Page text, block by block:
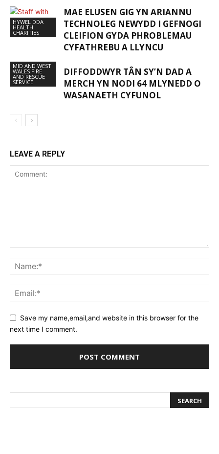
HYWEL DDA
HEALTH
CHARITIES
MAE ELUSEN GIG YN ARIANNU
TECHNOLEG NEWYDD I GEFNOGI
CLEIFION GYDA PHROBLEMAU
CYFATHREBU A LLYNCU
MID AND WEST
WALES FIRE
AND RESCUE
SERVICE
DIFFODDWYR TÂN SY’N DAD A
MERCH YN NODI 64 MLYNEDD O
WASANAETH CYFUNOL
LEAVE A REPLY
Save my name,email,and website in this browser for the
next time I comment.